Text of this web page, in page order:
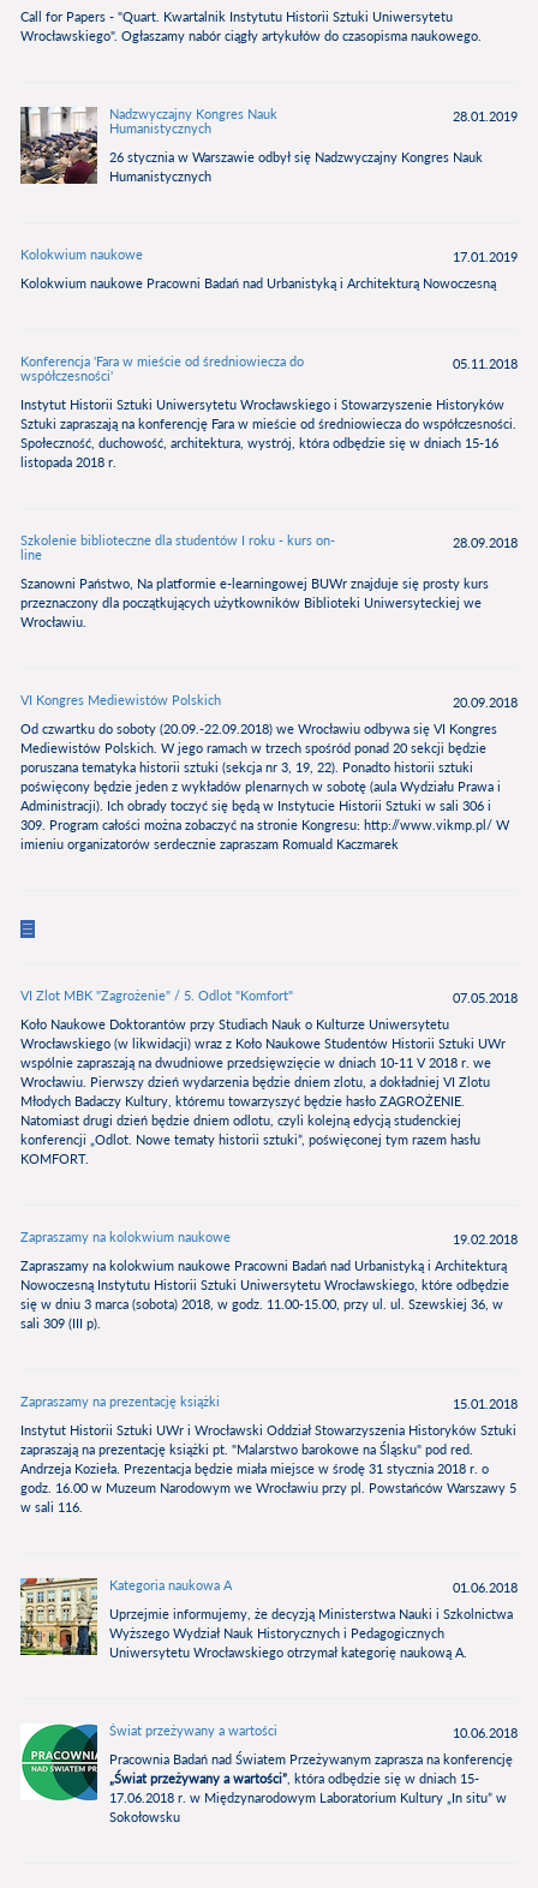
Call for Papers - "Quart. Kwartalnik Instytutu Historii Sztuki Uniwersytetu
Wrocławskiego". Ogłaszamy nabór ciągły artykułów do czasopisma naukowego.
Nadzwyczajny Kongres Nauk
Humanistycznych
28.01.2019
26 stycznia w Warszawie odbył się Nadzwyczajny Kongres Nauk
Humanistycznych
Kolokwium naukowe
17.01.2019
Kolokwium naukowe Pracowni Badań nad Urbanistyką i Architekturą Nowoczesną
Konferencja 'Fara w mieście od średniowiecza do
współczesności'
05.11.2018
Instytut Historii Sztuki Uniwersytetu Wrocławskiego i Stowarzyszenie Historyków
Sztuki zapraszają na konferencję Fara w mieście od średniowiecza do współczesności.
Społeczność, duchowość, architektura, wystrój, która odbędzie się w dniach 15-16
listopada 2018 r.
Szkolenie biblioteczne dla studentów I roku - kurs on-
line
28.09.2018
Szanowni Państwo, Na platformie e-learningowej BUWr znajduje się prosty kurs
przeznaczony dla początkujących użytkowników Biblioteki Uniwersyteckiej we
Wrocławiu.
VI Kongres Mediewistów Polskich
20.09.2018
Od czwartku do soboty (20.09.-22.09.2018) we Wrocławiu odbywa się VI Kongres
Mediewistów Polskich. W jego ramach w trzech spośród ponad 20 sekcji będzie
poruszana tematyka historii sztuki (sekcja nr 3, 19, 22). Ponadto historii sztuki
poświęcony będzie jeden z wykładów plenarnych w sobotę (aula Wydziału Prawa i
Administracji). Ich obrady toczyć się będą w Instytucie Historii Sztuki w sali 306 i
309. Program całości można zobaczyć na stronie Kongresu: http://www.vikmp.pl/ W
imieniu organizatorów serdecznie zapraszam Romuald Kaczmarek
VI Zlot MBK "Zagrożenie" / 5. Odlot "Komfort"
07.05.2018
Koło Naukowe Doktorantów przy Studiach Nauk o Kulturze Uniwersytetu
Wrocławskiego (w likwidacji) wraz z Koło Naukowe Studentów Historii Sztuki UWr
wspólnie zapraszają na dwudniowe przedsięwzięcie w dniach 10-11 V 2018 r. we
Wrocławiu. Pierwszy dzień wydarzenia będzie dniem zlotu, a dokładniej VI Zlotu
Młodych Badaczy Kultury, któremu towarzyszyć będzie hasło ZAGROŻENIE.
Natomiast drugi dzień będzie dniem odlotu, czyli kolejną edycją studenckiej
konferencji „Odlot. Nowe tematy historii sztuki”, poświęconej tym razem hasłu
KOMFORT.
Zapraszamy na kolokwium naukowe
19.02.2018
Zapraszamy na kolokwium naukowe Pracowni Badań nad Urbanistyką i Architekturą
Nowoczesną Instytutu Historii Sztuki Uniwersytetu Wrocławskiego, które odbędzie
się w dniu 3 marca (sobota) 2018, w godz. 11.00-15.00, przy ul. ul. Szewskiej 36, w
sali 309 (III p).
Zapraszamy na prezentację książki
15.01.2018
Instytut Historii Sztuki UWr i Wrocławski Oddział Stowarzyszenia Historyków Sztuki
zapraszają na prezentację książki pt. "Malarstwo barokowe na Śląsku" pod red.
Andrzeja Kozieła. Prezentacja będzie miała miejsce w środę 31 stycznia 2018 r. o
godz. 16.00 w Muzeum Narodowym we Wrocławiu przy pl. Powstańców Warszawy 5
w sali 116.
Kategoria naukowa A
01.06.2018
Uprzejmie informujemy, że decyzją Ministerstwa Nauki i Szkolnictwa
Wyższego Wydział Nauk Historycznych i Pedagogicznych
Uniwersytetu Wrocławskiego otrzymał kategorię naukową A.
Świat przeżywany a wartości
10.06.2018
Pracownia Badań nad Światem Przeżywanym zaprasza na konferencję
„Świat przeżywany a wartości” , która odbędzie się w dniach 15-
17.06.2018 r. w Międzynarodowym Laboratorium Kultury „In situ” w
Sokołowsku